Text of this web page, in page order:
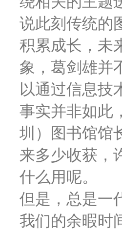
说此刻传统的
积累成长，未
象，葛剑雄并
以通过信息技
事实并非如此
圳）图书馆馆
来多少收获，
什么用呢。
但是，总是一
我们的余暇时